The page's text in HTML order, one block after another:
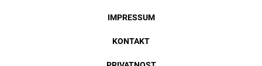
IMPRESSUM
KONTAKT